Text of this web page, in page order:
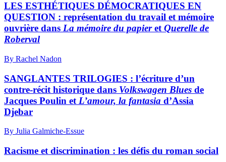
LES ESTHÉTIQUES DÉMOCRATIQUES EN
QUESTION : représentation du travail et mémoire
ouvrière dans La mémoire du papieretQuerelle de
Roberval
By Rachel Nadon
SANGLANTES TRILOGIES : l’écriture d’un
contre-récit historique dans Volkswagen Blues de
Jacques Poulin et L’amour, la fantasia d’Assia
Djebar
By Julia Galmiche-Essue
Racisme et discrimination : les défis du roman social